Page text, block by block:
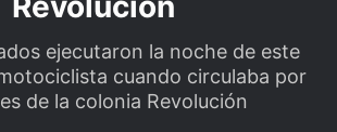
ejecutaron la noche de este
cuando circulaba por
de la colonia Revolución